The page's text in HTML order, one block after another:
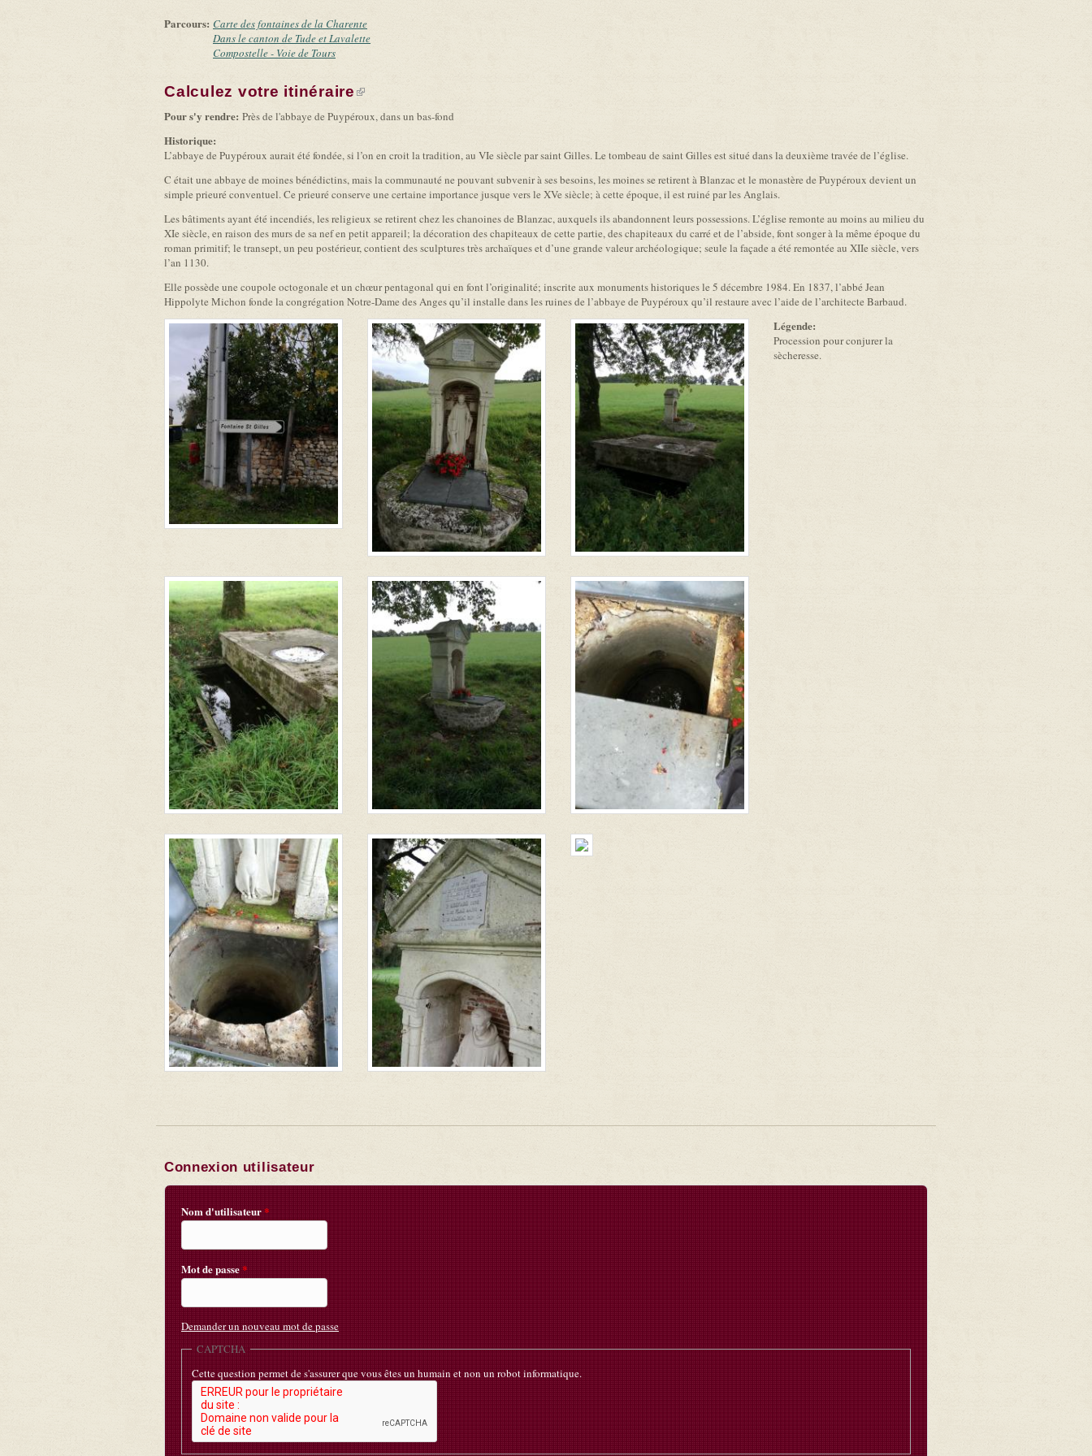
Parcours: Carte des fontaines de la Charente
Dans le canton de Tude et Lavalette
Compostelle - Voie de Tours
Calculez votre itinéraire(link is external)
Pour s'y rendre: Près de l'abbaye de Puypéroux, dans un bas-fond
Historique:
L’abbaye de Puypéroux aurait été fondée, si l’on en croit la tradition, au VIe siècle par saint Gilles. Le tombeau de saint Gilles est situé dans la deuxième travée de l’église.
C était une abbaye de moines bénédictins, mais la communauté ne pouvant subvenir à ses besoins, les moines se retirent à Blanzac et le monastère de Puypéroux devient un
simple prieuré conventuel. Ce prieuré conserve une certaine importance jusque vers le XVe siècle; à cette époque, il est ruiné par les Anglais.
Les bâtiments ayant été incendiés, les religieux se retirent chez les chanoines de Blanzac, auxquels ils abandonnent leurs possessions. L’église remonte au moins au milieu du
XIe siècle, en raison des murs de sa nef en petit appareil; la décoration des chapiteaux de cette partie, des chapiteaux du carré et de l’abside, font songer à la même époque du
roman primitif; le transept, un peu postérieur, contient des sculptures très archaïques et d’une grande valeur archéologique; seule la façade a été remontée au XIIe siècle, vers
l’an 1130.
Elle possède une coupole octogonale et un chœur pentagonal qui en font l’originalité; inscrite aux monuments historiques le 5 décembre 1984. En 1837, l’abbé Jean
Hippolyte Michon fonde la congrégation Notre-Dame des Anges qu’il installe dans les ruines de l’abbaye de Puypéroux qu’il restaure avec l’aide de l’architecte Barbaud.
Légende:
Procession pour conjurer la
sècheresse.
Connexion utilisateur
Nom d'utilisateur*
Mot de passe*
Demander un nouveau mot de passe
CAPTCHA
Cette question permet de s'assurer que vous êtes un humain et non un robot informatique.